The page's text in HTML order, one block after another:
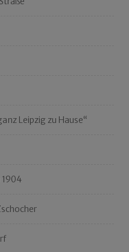
Leipzig zu Hause“
1904